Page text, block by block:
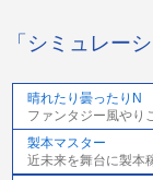
「シミュレー
晴れたり曇ったりN
ファンタジー風やり
製本マスター
近未来を舞台に製本